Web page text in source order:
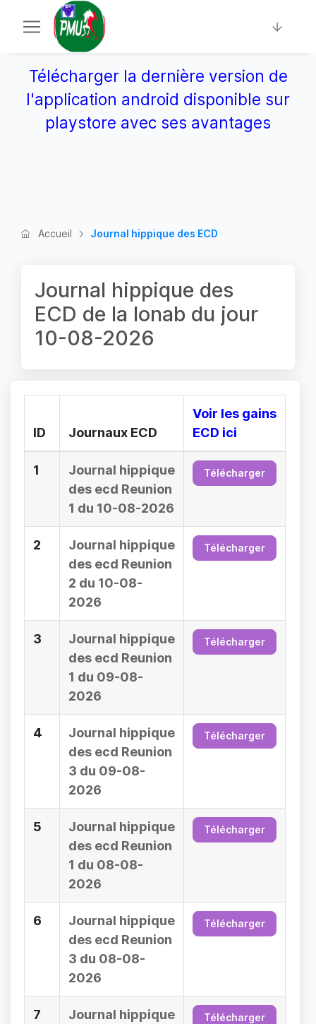
Télécharger la dernière version de
l'application android disponible sur
playstore avec ses avantages
Accueil Journal hippique des ECD
Journal hippique des
ECD de la lonab du jour
10-08-2026
ID Journaux ECD
Voir les gains
ECD ici
1
Journal hippique
des ecd Reunion
1 du 10-08-2026
Télécharger
2
Journal hippique
des ecd Reunion
2 du 10-08-
2026
Télécharger
3
Journal hippique
des ecd Reunion
1 du 09-08-
2026
Télécharger
4
Journal hippique
des ecd Reunion
3 du 09-08-
2026
Télécharger
5
Journal hippique
des ecd Reunion
1 du 08-08-
2026
Télécharger
6
Journal hippique
des ecd Reunion
3 du 08-08-
2026
Télécharger
7
Journal hippique
Télécharger